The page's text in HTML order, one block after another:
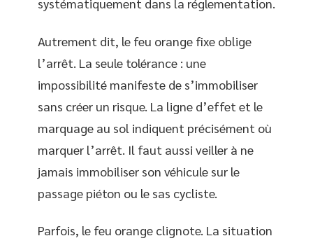
systématiquement dans la réglementation.
Autrement dit, le feu orange fixe oblige
l’arrêt. La seule tolérance : une
impossibilité manifeste de s’immobiliser
sans créer un risque. La ligne d’effet et le
marquage au sol indiquent précisément où
marquer l’arrêt. Il faut aussi veiller à ne
jamais immobiliser son véhicule sur le
passage piéton ou le sas cycliste.
Parfois, le feu orange clignote. La situation